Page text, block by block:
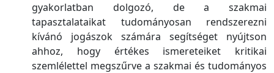
gyakorlatban dolgozó, de a szakmai
tapasztalataikat tudományosan rendszerezni
kívánó jogászok számára segítséget nyújtson
ahhoz, hogy értékes ismereteiket kritikai
szemlélettel megszűrve a szakmai és tudományos